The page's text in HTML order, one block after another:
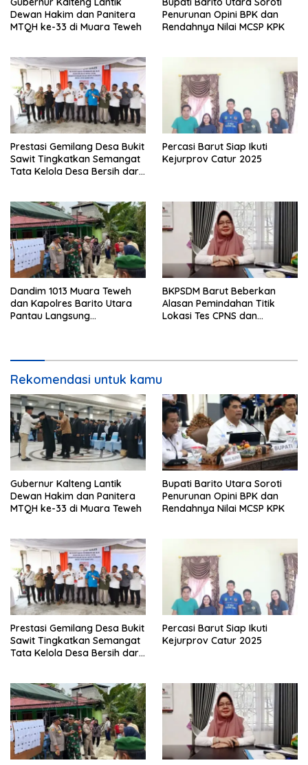
Dewan Hakim dan Panitera
MTQH ke-33 di Muara Teweh
Penurunan Opini BPK dan
Rendahnya Nilai MCSP KPK
Prestasi Gemilang Desa Bukit
Sawit Tingkatkan Semangat
Tata Kelola Desa Bersih dari
Percasi Barut Siap Ikuti
Kejurprov Catur 2025
Dandim 1013 Muara Teweh
dan Kapolres Barito Utara
Pantau Langsung
BKPSDM Barut Beberkan
Alasan Pemindahan Titik
Lokasi Tes CPNS dan
Rekomendasi untuk kamu
Gubernur Kalteng Lantik
Dewan Hakim dan Panitera
MTQH ke-33 di Muara Teweh
Bupati Barito Utara Soroti
Penurunan Opini BPK dan
Rendahnya Nilai MCSP KPK
Prestasi Gemilang Desa Bukit
Sawit Tingkatkan Semangat
Tata Kelola Desa Bersih dari
Percasi Barut Siap Ikuti
Kejurprov Catur 2025